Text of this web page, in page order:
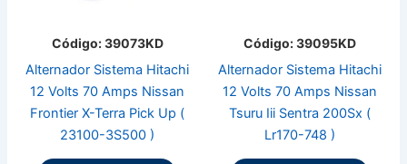
Código: 39073KD
Alternador Sistema Hitachi
12 Volts 70 Amps Nissan
Frontier X-Terra Pick Up (
23100-3S500 )
Código: 39095KD
Alternador Sistema Hitachi
12 Volts 70 Amps Nissan
Tsuru Iii Sentra 200Sx (
Lr170-748 )